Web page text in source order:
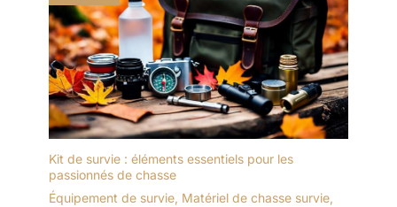
Kit de survie : éléments essentiels pour les
passionnés de chasse
Équipement de survie, Matériel de chasse survie,